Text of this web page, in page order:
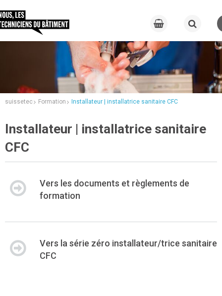
suissetec Formation Installateur | installatrice sanitaire CFC
Installateur | installatrice sanitaire
CFC
Vers les documents et règlements de
formation
Vers la série zéro installateur/trice sanitaire
CFC